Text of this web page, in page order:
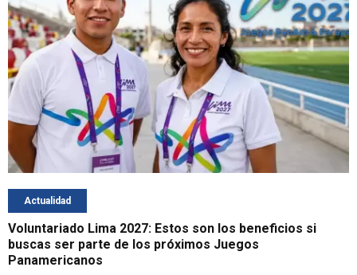
Actualidad
Voluntariado Lima 2027: Estos son los beneficios si
buscas ser parte de los próximos Juegos
Panamericanos